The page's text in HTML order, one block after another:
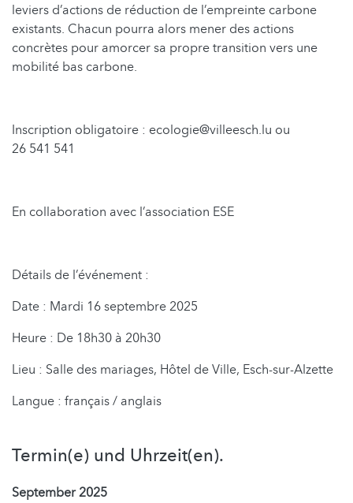
leviers d’actions de réduction de l’empreinte carbone
existants. Chacun pourra alors mener des actions
concrètes pour amorcer sa propre transition vers une
mobilité bas carbone.
Inscription obligatoire : ecologie@villeesch.lu ou
26 541 541
En collaboration avec l’association ESE
Détails de l’événement :
Date : Mardi 16 septembre 2025
Heure : De 18h30 à 20h30
Lieu : Salle des mariages, Hôtel de Ville, Esch-sur-Alzette
Langue : français / anglais
Termin(e) und Uhrzeit(en).
September 2025